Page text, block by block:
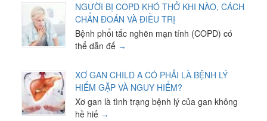
NGƯỜI BỊ COPD KHÓ THỞ KHI NÀO, CÁCH
CHẨN ĐOÁN VÀ ĐIỀU TRỊ
Bệnh phổi tắc nghẽn mạn tính (COPD) có
thể dẫn đế
XƠ GAN CHILD A CÓ PHẢI LÀ BỆNH LÝ
HIẾM GẶP VÀ NGUY HIỂM?
Xơ gan là tình trạng bệnh lý của gan không
hề hiế